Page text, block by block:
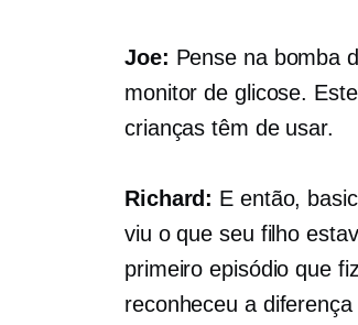
Joe: Pense na bomba
monitor de glicose.
crianças têm de usar.
Richard: E então,
viu o que seu filho
primeiro episódio que
reconheceu a